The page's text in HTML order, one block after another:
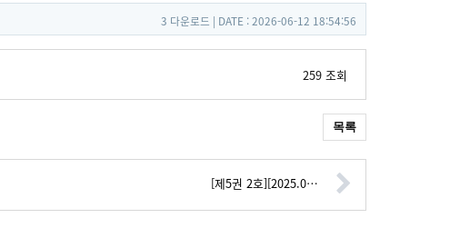
3 다운로드 | DATE : 2026-06-12 18:54:56
259 조회
목록
[제5권 2호][2025.0…